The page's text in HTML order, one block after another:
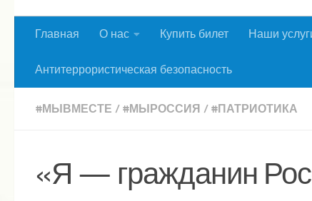
Главная О нас Купить билет Наши
Антитеррористическая безопасность
#МЫВМЕСТЕ / #МЫРОССИЯ / #ПАТРИОТИКА
«Я — гражданин